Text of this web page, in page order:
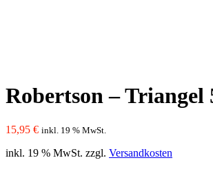
Robertson – Triangel
15,95 € inkl. 19 % MwSt.
inkl. 19 % MwSt. zzgl. Versandkosten